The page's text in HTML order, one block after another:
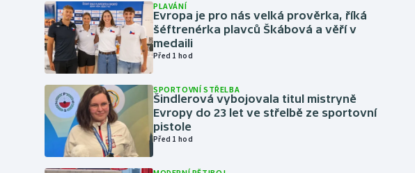
PLAVÁNÍ
Evropa je pro nás velká prověrka, říká
šéftrenérka plavců Škábová a věří v
medaili
Před 1 hod
SPORTOVNÍ STŘELBA
Šindlerová vybojovala titul mistryně
Evropy do 23 let ve střelbě ze sportovní
pistole
Před 1 hod